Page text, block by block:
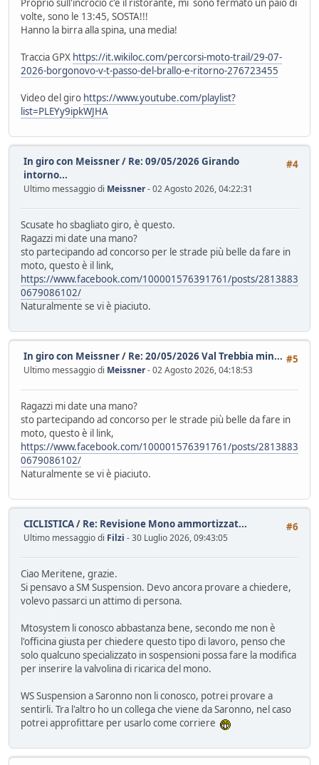
Proprio sull'incrocio c'è il ristorante, mi sono fermato un paio di
volte, sono le 13:45, SOSTA!!!
Hanno la birra alla spina, una media!
Traccia GPX https://it.wikiloc.com/percorsi-moto-trail/29-07-
2026-borgonovo-v-t-passo-del-brallo-e-ritorno-276723455
Video del giro https://www.youtube.com/playlist?
list=PLEYy9ipkWJHA
#4
In giro con Meissner/ Re: 09/05/2026 Girando
intorno...
Ultimo messaggio di Meissner- 02 Agosto 2026, 04:22:31
Scusate ho sbagliato giro, è questo.
Ragazzi mi date una mano?
sto partecipando ad concorso per le strade più belle da fare in
moto, questo è il link,
https://www.facebook.com/100001576391761/posts/2813883
0679086102/
Naturalmente se vi è piaciuto.
#5
In giro con Meissner/ Re: 20/05/2026 Val Trebbia min...
Ultimo messaggio di Meissner- 02 Agosto 2026, 04:18:53
Ragazzi mi date una mano?
sto partecipando ad concorso per le strade più belle da fare in
moto, questo è il link,
https://www.facebook.com/100001576391761/posts/2813883
0679086102/
Naturalmente se vi è piaciuto.
#6
CICLISTICA/ Re: Revisione Mono ammortizzat...
Ultimo messaggio di Filzi - 30 Luglio 2026, 09:43:05
Ciao Meritene, grazie.
Si pensavo a SM Suspension. Devo ancora provare a chiedere,
volevo passarci un attimo di persona.
Mtosystem li conosco abbastanza bene, secondo me non è
l'officina giusta per chiedere questo tipo di lavoro, penso che
solo qualcuno specializzato in sospensioni possa fare la modifica
per inserire la valvolina di ricarica del mono.
WS Suspension a Saronno non li conosco, potrei provare a
sentirli. Tra l'altro ho un collega che viene da Saronno, nel caso
potrei approfittare per usarlo come corriere